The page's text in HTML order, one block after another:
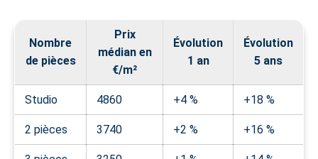
Nombre
de pièces
Prix
médian en
€/m²
Évolution
1 an
Évolution
5 ans
Studio 4860 +4 % +18 %
2 pièces 3740 +2 % +16 %